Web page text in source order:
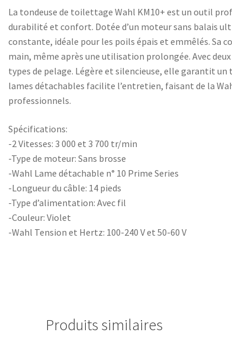
La tondeuse de toilettage Wahl KM10+ est un outil
durabilité et confort. Dotée d’un moteur sans balais
constante, idéale pour les poils épais et emmêlés. Sa
main, même après une utilisation prolongée. Avec
types de pelage. Légère et silencieuse, elle garantit
lames détachables facilite l’entretien, faisant de la
professionnels.
Spécifications:
-2 Vitesses: 3 000 et 3 700 tr/min
-Type de moteur: Sans brosse
-Wahl Lame détachable n° 10 Prime Series
-Longueur du câble: 14 pieds
-Type d’alimentation: Avec fil
-Couleur: Violet
-Wahl Tension et Hertz: 100-240 V et 50-60 V
Produits similaires